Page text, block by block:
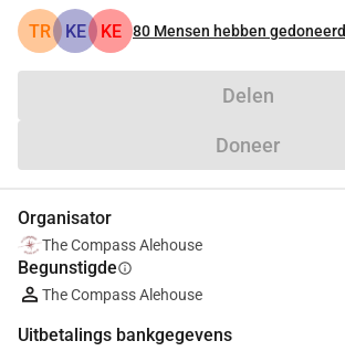
TR KE KE 80 Mensen hebben gedoneerd
Delen
Doneer
Organisator
The Compass Alehouse
Begunstigdeinfo
The Compass Alehouse
Uitbetalings bankgegevens